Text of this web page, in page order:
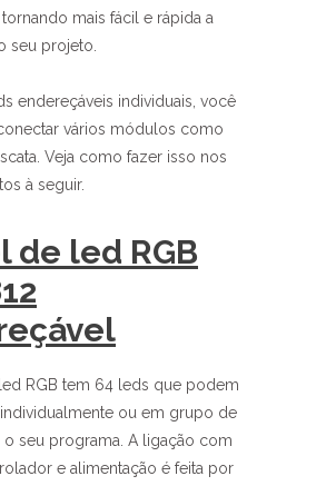
mais fácil e rápida a
seu projeto.
endereçáveis individuais, você
vários módulos como
Veja como fazer isso nos
à seguir.
de led RGB
RGB tem 64 leds que podem
ou em grupo de
seu programa. A ligação com
e alimentação é feita por